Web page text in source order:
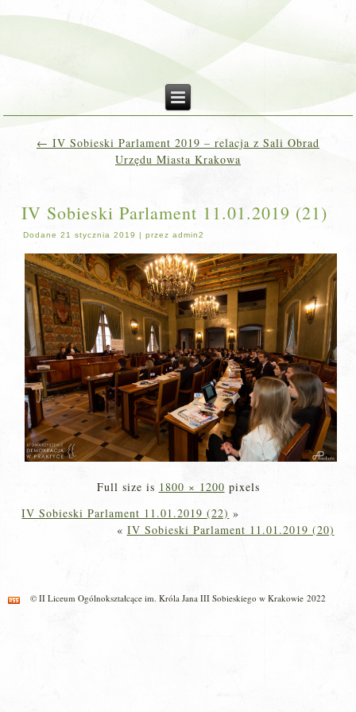
← IV Sobieski Parlament 2019 – relacja z Sali Obrad
Urzędu Miasta Krakowa
IV Sobieski Parlament 11.01.2019 (21)
Dodane 21 stycznia 2019 |przez admin2
Full size is 1800 × 1200 pixels
IV Sobieski Parlament 11.01.2019 (22) »
« IV Sobieski Parlament 11.01.2019 (20)
© II Liceum Ogólnokształcące im. Króla Jana III Sobieskiego w Krakowie 2022